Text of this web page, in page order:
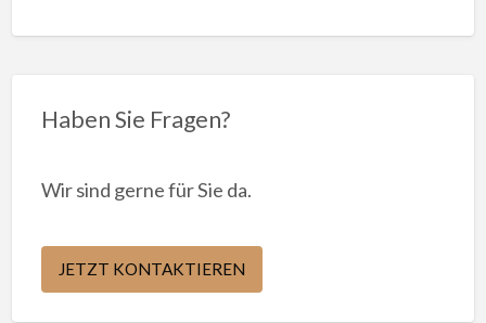
Haben Sie Fragen?
Wir sind gerne für Sie da.
JETZT KONTAKTIEREN